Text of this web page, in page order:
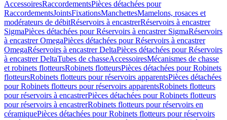
AccessoiresRaccordementsPièces détachées pour
RaccordementsJointsFixationsManchettesMamelons, rosaces et
modérateurs de débitRéservoirs à encastrerRéservoirs à encastrer
SigmaPièces détachées pour Réservoirs à encastrer SigmaRéservoirs
à encastrer OmegaPièces détachées pour Réservoirs à encastrer
OmegaRéservoirs à encastrer DeltaPièces détachées pour Réservoirs
à encastrer DeltaTubes de chasseAccessoiresMécanismes de chasse
et robinets flotteursRobinets flotteursPièces détachées pour Robinets
flotteursRobinets flotteurs pour réservoirs apparentsPièces détachées
pour Robinets flotteurs pour réservoirs apparentsRobinets flotteurs
pour réservoirs à encastrerPièces détachées pour Robinets flotteurs
pour réservoirs à encastrerRobinets flotteurs pour réservoirs en
céramiquePièces détachées pour Robinets flotteurs pour réservoirs